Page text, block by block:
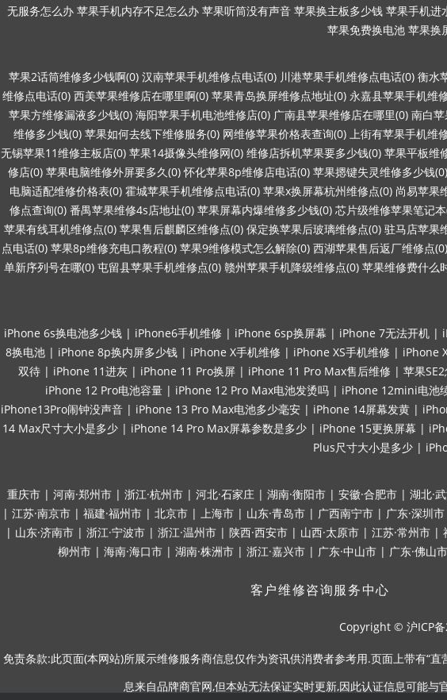
无服务怎么办 苹果手机内存不足怎么办 苹果听筒没有声音 苹果换主板多少钱 苹果手机进
苹果免费换电池 苹果换
苹果2话筒维修多少钱啊(0) 汉南苹果手机维修点电话(0) 川港苹果手机维修点电话(0) 衡水
维修点电话(0) 西美苹果维修店在哪里啊(0) 苹果青岛换屏维修点地址(0) 永嘉县苹果手机维
苹果方维修漏液多少钱(0) 海阳苹果手机电池维修店(0) 广南县苹果维修店在哪里(0) 南白
维修多少钱(0) 苹果如何去线下维修服务(0) 网维修苹果价格表查询(0) 上街有苹果手机维
无锡苹果11维修主板店(0) 苹果14摄像头维修网(0) 维修店拆机苹果要多少钱(0) 苹果平板维
修店(0) 苹果电脑维修外屏要多久(0) 怀化苹果8p维修店电话(0) 苹果摁键失灵维修多少钱(0)
电脑适配维修价格表(0) 霍城苹果手机维修点电话(0) 苹果x换屏幕杭州维修点(0) 尚易苹果
修点查询(0) 番禺苹果维修4s店地址(0) 苹果屏幕内爆维修多少钱(0) 芯片级维修苹果笔记
苹果有线耳机维修点(0) 苹果售后麒麟区维修点(0) 保定换苹果后玻璃维修点(0) 驻马店苹果
点电话(0) 苹果8p维修充电口教程(0) 苹果9维修模式怎么解除(0) 西湖苹果售后返厂维修点(0)
单新序列号在哪(0) 屯留县苹果手机维修点(0) 赣州苹果手机降级维修点(0) 苹果维修费什么
iPhone 6s换电池多少钱 | iPhone6手机维修 | iPhone 6sp换屏幕 | iPhone 7无法开机 |
8换电池 | iPhone 8p换内屏多少钱 | iPhone X手机维修 | iPhone XS手机维修 | iPhone
双待 | iPhone 11进灰 | iPhone 11 Pro换屏 | iPhone 11 Pro Max售后维修 | 苹果
iPhone 12 Pro电池容量 | iPhone 12 Pro Max电池发烫吗 | iPhone 12mini电池
iPhone13Pro闹钟没声音 | iPhone 13 Pro Max电池多少毫安 | iPhone 14屏幕发黄 |
14 Max尺寸大小是多少 | iPhone 14 Pro Max屏幕参数是多少 | iPhone 15更换屏幕 |
Plus尺寸大小是多少 |
重庆市 | 河南·郑州市 | 浙江·杭州市 | 河北·石家庄 | 湖南·衡阳市 | 安徽·合肥市 | 湖北·
| 江苏·南京市 | 福建·福州市 | 北京市 | 上海市 | 山东·青岛市 | 广西南宁市 | 广东·深圳市
| 山东·济南市 | 浙江·宁波市 | 浙江·温州市 | 陕西·西安市 | 山西·太原市 | 江苏·常州市 |
柳州市 | 海南·海口市 | 湖南·株洲市 | 浙江·嘉兴市 | 广东·中山市 | 广东·佛山市
客户维修咨询服务中心
Copyright © 沪ICP
免责条款:此页面(本网站)所展示维修服务商信息仅作为资讯供消费者参考用.页面上带有“直
息来自品牌商官网,但本站无法保证实时更新,因此认证信息可能与